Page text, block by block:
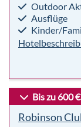
Outdoor
Ausflüge
Kinder/
Bis zu 600
Robinson